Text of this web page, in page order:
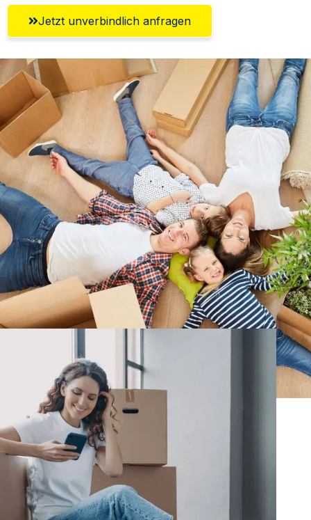
Jetzt unverbindlich anfragen